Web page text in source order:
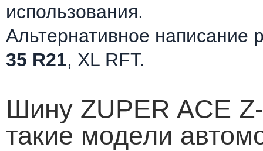
использования.
Альтернативное написание
35 R21, XL RFT.
Шину ZUPER ACE
такие модели